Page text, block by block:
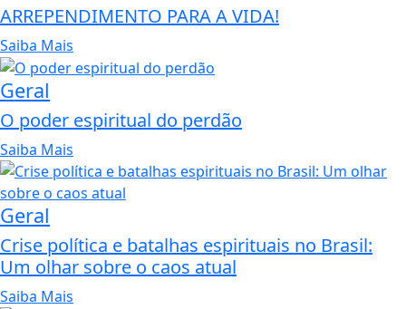
ARREPENDIMENTO PARA A VIDA!
Saiba Mais
Geral
O poder espiritual do perdão
Saiba Mais
Geral
Crise política e batalhas espirituais no Brasil:
Um olhar sobre o caos atual
Saiba Mais